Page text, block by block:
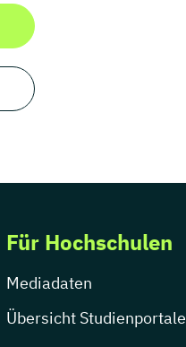
Für Hochschulen
Mediadaten
Übersicht Studienportale